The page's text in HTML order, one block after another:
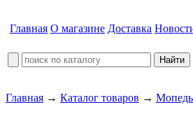
Главная О магазине Доставка
Главная → Каталог товаров →